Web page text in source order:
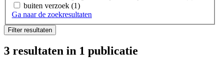
buiten verzoek (1)
Ga naar de zoekresultaten
Filter resultaten
3 resultaten in 1 publicatie